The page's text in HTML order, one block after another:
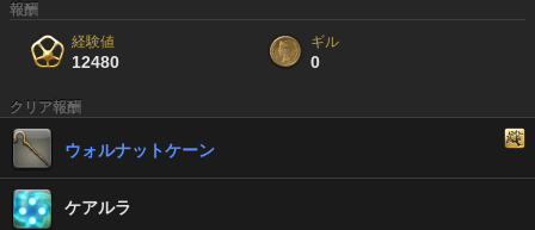
報酬
経験値
12480
ギル
0
クリア報酬
ウォルナットケーン
ケアルラ